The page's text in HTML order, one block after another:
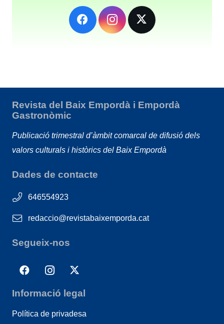
Revista del Baix Empordà i Empordà
Gastronòmic
Publicació trimestral d’àmbit comarcal de difusió dels
valors culturals i històrics del Baix Empordà
Dades de contacte
646554923
redaccio@revistabaixemporda.cat
Segueix-nos
Informació legal
Política de privadesa